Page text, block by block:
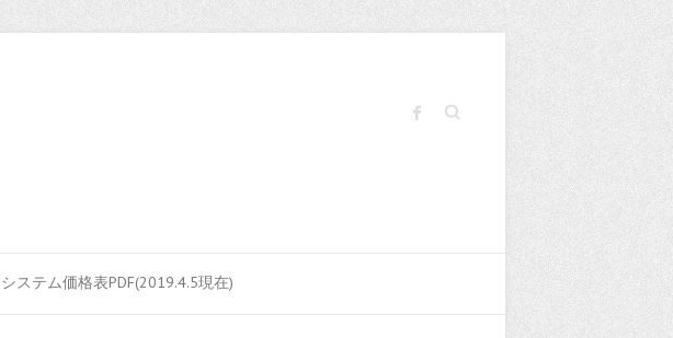
Search
ステム価格表PDF(2019.4.5現在)